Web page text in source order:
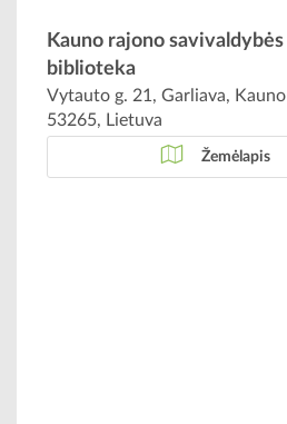
Kauno rajono
biblioteka
Vytauto g. 21, Garliava, Kauno
53265, Lietuva
Žemėlapis